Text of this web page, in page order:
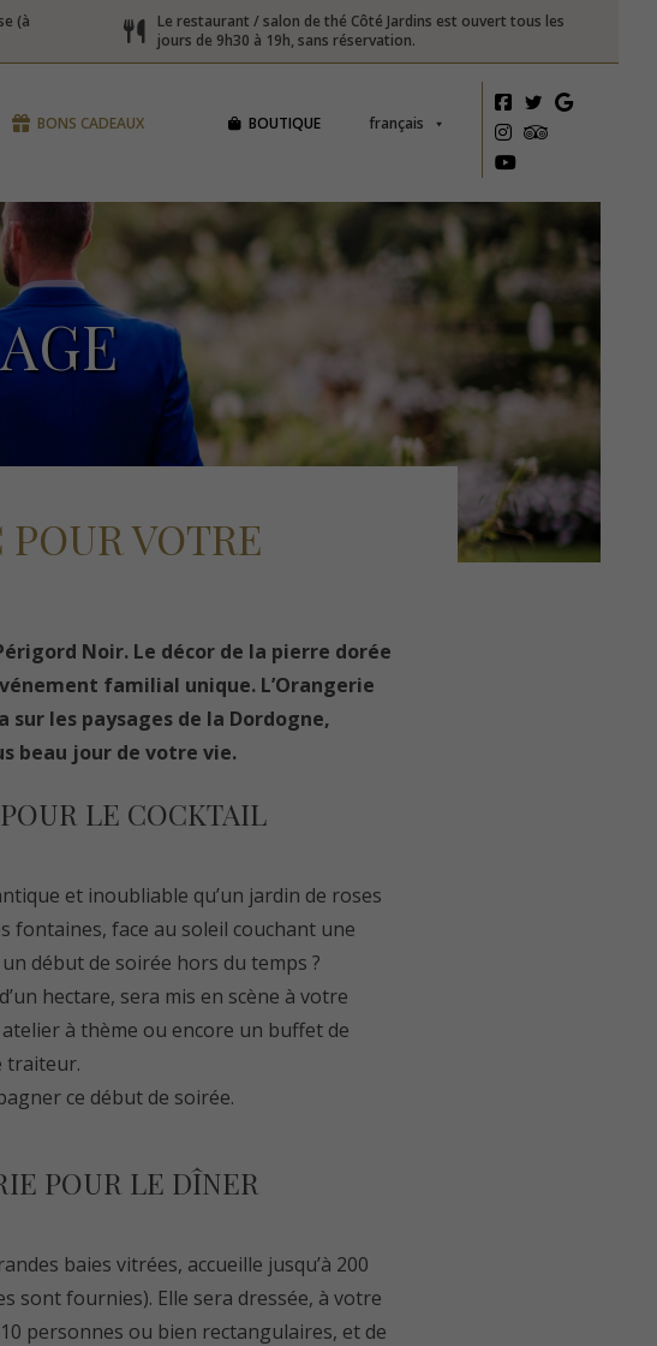
(à
Le restaurant / salon de thé Côté Jardins est ouvert tous les
jours de 9h30 à 19h, sans réservation.
français
BOUTIQUE
BONS CADEAUX
POUR VOTRE
Noir. Le décor de la pierre dorée
familial unique. L’Orangerie
les paysages de la Dordogne,
beau jour de votre vie.
LE COCKTAIL
et inoubliable qu’un jardin de roses
fontaines, face au soleil couchant une
début de soirée hors du temps ?
hectare, sera mis en scène à votre
à thème ou encore un buffet de
traiteur.
ce début de soirée.
POUR LE DÎNER
baies vitrées, accueille jusqu’à 200
sont fournies). Elle sera dressée, à votre
personnes ou bien rectangulaires, et de